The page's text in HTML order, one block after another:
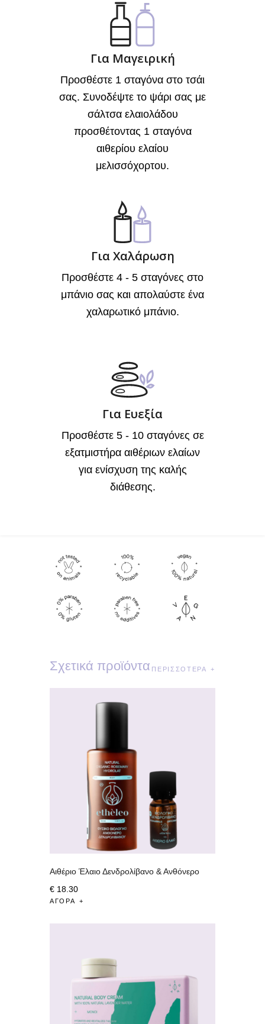
Για Μαγειρική
Προσθέστε 1 σταγόνα στο τσάι
σας. Συνοδέψτε το ψάρι σας με
σάλτσα ελαιολάδου
προσθέτοντας 1 σταγόνα
αιθερίου ελαίου
μελισσόχορτου.
Για Χαλάρωση
Προσθέστε 4 - 5 σταγόνες στο
μπάνιο σας και απολαύστε ένα
χαλαρωτικό μπάνιο.
Για Ευεξία
Προσθέστε 5 - 10 σταγόνες σε
εξατμιστήρα αιθέριων ελαίων
για ενίσχυση της καλής
διάθεσης.
Σχετικά προϊόντα ΠΕΡΙΣΣΌΤΕΡΑ
Αιθέριο Έλαιο Δενδρολίβανο & Ανθόνερο
€ 18. 30
ΑΓΟΡΆ